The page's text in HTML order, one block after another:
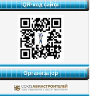
QR-код сайта
Организатор